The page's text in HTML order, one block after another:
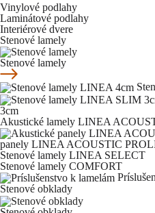
Vinylové podlahy
Laminátové podlahy
Interiérové dvere
Stenové lamely
Stenové lamely
3cm
Akustické lamely LINEA
panely LINEA ACOUSTIC
Stenové lamely LINEA SELECT
Stenové lamely COMFORT
Stenové obklady